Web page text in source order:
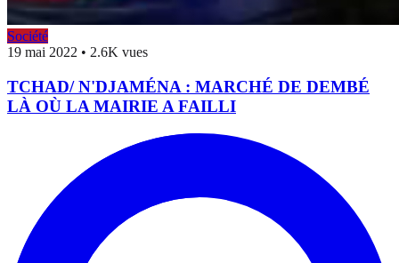
Société
19 mai 2022 • 2.6K vues
TCHAD/ N'DJAMÉNA : MARCHÉ DE DEMBÉ
LÀ OÙ LA MAIRIE A FAILLI